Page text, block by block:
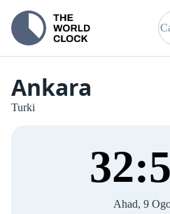
Ankara
Turki
32:
Ahad, 9